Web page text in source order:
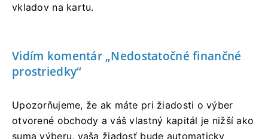
vkladov na kartu.
Vidím komentár „Nedostatočné finančné
prostriedky“
Upozorňujeme, že ak máte pri žiadosti o výber
otvorené obchody a váš vlastný kapitál je nižší ako
suma výberu, vaša žiadosť bude automaticky